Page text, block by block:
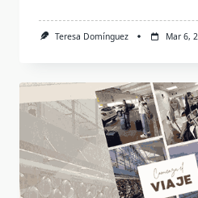
Teresa Domínguez Mar 6,